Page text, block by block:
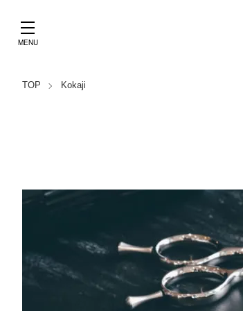
TOP Kokaji